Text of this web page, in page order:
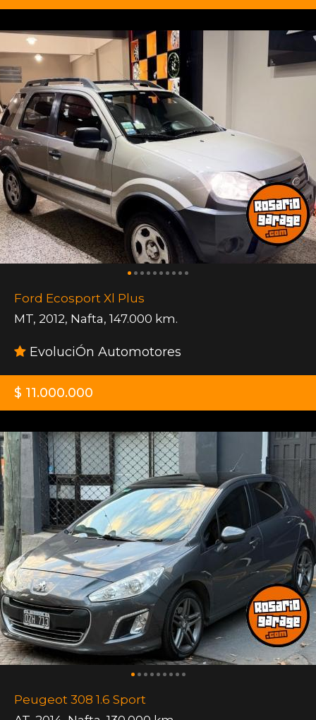
Ford Ecosport Xl Plus
MT, 2012, Nafta, 147.000 km.
EvoluciÓn Automotores
$ 11.000.000
Peugeot 308 1.6 Sport